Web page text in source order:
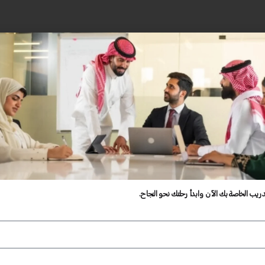
الخاصة بك الآن وابدأ رحلتك نحو النجاح.